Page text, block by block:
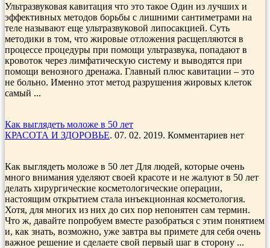
Ультразвуковая кавитация что это такое Один из лучших и
эффективных методов борьбы с лишними сантиметрами на
теле называют еще ультразвуковой липосакцией. Суть
методики в том, что жировые отложения расщепляются в
процессе процедуры при помощи ультразвука, попадают в
кровоток через лимфатическую систему и выводятся при
помощи венозного дренажа. Главный плюс кавитации – это
не больно. Именно этот метод разрушения жировых клеток
самый ...
Как выглядеть моложе в 50 лет
КРАСОТА И ЗДОРОВЬЕ. 07. 02. 2019. Комментариев нет
Как выглядеть моложе в 50 лет Для людей, которые очень
много внимания уделяют своей красоте и не жалуют в 50 лет
делать хирургические косметологические операции,
настоящим открытием стала инъекционная косметология.
Хотя, для многих из них до сих пор непонятен сам термин.
Что ж, давайте попробуем вместе разобраться с этим понятием
и, как знать, возможно, уже завтра вы примете для себя очень
важное решение и сделаете свой первый шаг в сторону ...